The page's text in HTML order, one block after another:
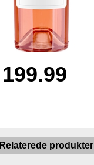
199.99
Relaterede produkter